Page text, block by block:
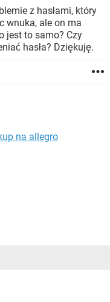
z hasłami, który
wnuka, ale on ma
jest to samo? Czy
hasła? Dziękuję.
na allegro